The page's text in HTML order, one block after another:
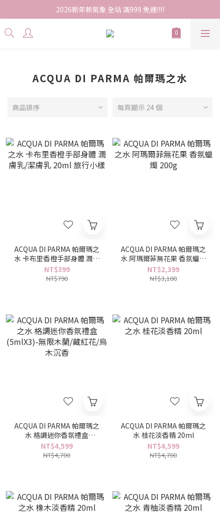
2026新年新氣象 全站 滿999 免運!!!!
ACQUA DI PARMA 帕爾瑪之水
商品排序 每頁顯示 24 個
ACQUA DI PARMA 帕爾瑪之
水 卡布里香橙手部身體 潤膚
乳/潔膚乳 20ml 旅行小樣
NT$399
NT$790
ACQUA DI PARMA 帕爾瑪之
水 阿瑪爾菲無花果 香氛蠟燭
200g
NT$2,399
NT$3,100
ACQUA DI PARMA 帕爾瑪之
水 格調迷你香氛禮盒
(5mlX3)-無限木蘭/藏紅花/
烏木沉香
NT$4,599
NT$4,700
ACQUA DI PARMA 帕爾瑪之
水 桂花淡香精 20ml
NT$4,599
NT$4,700